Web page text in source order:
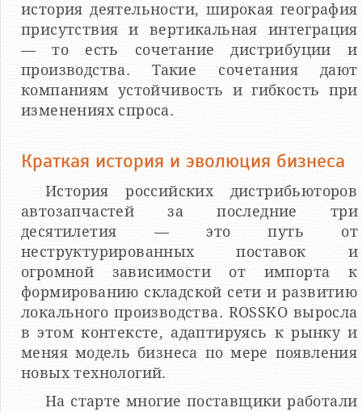
история деятельности, широкая география
присутствия и вертикальная интеграция
— то есть сочетание дистрибуции и
производства. Такие сочетания дают
компаниям устойчивость и гибкость при
изменениях спроса.
Краткая история и эволюция бизнеса
История российских дистрибьюторов
автозапчастей за последние три
десятилетия — это путь от
неструктурированных поставок и
огромной зависимости от импорта к
формированию складской сети и развитию
локального производства. ROSSKO выросла
в этом контексте, адаптируясь к рынку и
меняя модель бизнеса по мере появления
новых технологий.
На старте многие поставщики работали